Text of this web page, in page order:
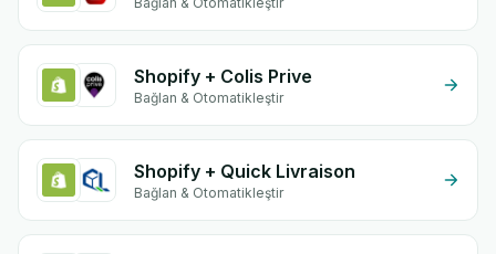
Shopify + Colis Prive
Bağlan & Otomatikleştir
Shopify + Quick Livraison
Bağlan & Otomatikleştir